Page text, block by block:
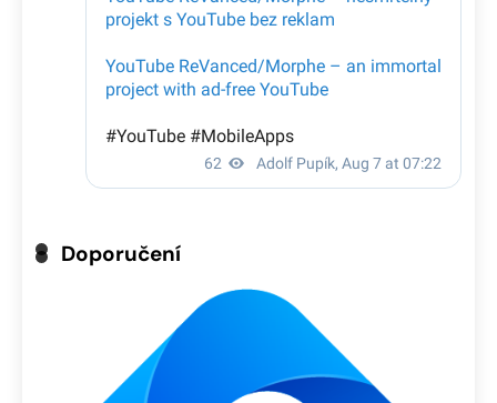
Doporučení